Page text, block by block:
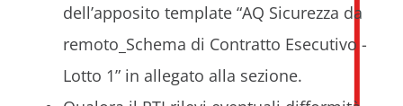
dell’apposito template “AQ Sicurezza da
remoto_Schema di Contratto Esecutivo -
Lotto 1” in allegato alla sezione.